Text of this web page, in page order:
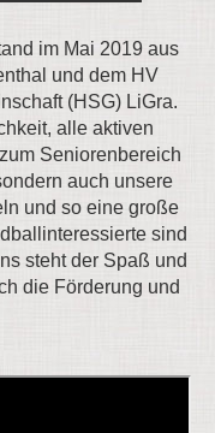
im Mai 2019 aus
und dem HV
(HSG) LiGra.
alle aktiven
Seniorenbereich
auch unsere
und so eine große
sind
steht der Spaß und
die Förderung und